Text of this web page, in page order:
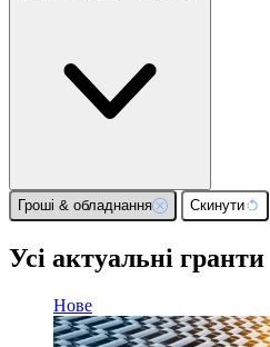
Гроші & обладнання Скинути
Усі актуальні гранти
Нове